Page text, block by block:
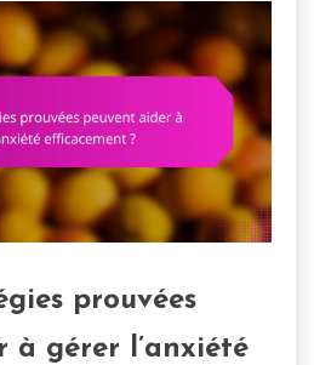
prouvées
à gérer l’anxiété